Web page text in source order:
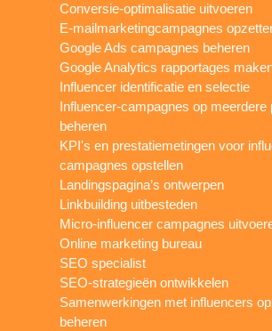
Conversie-optimalisatie uitvoeren
E-mailmarketingcampagnes
Google Ads campagnes beheren
Google Analytics rapportages
Influencer identificatie en selectie
Influencer-campagnes op meerdere
beheren
KPI's en prestatiemetingen voor
campagnes opstellen
Landingspagina’s ontwerpen
Linkbuilding uitbesteden
Micro-influencer campagnes
Online marketing bureau
SEO specialist
SEO-strategieën ontwikkelen
Samenwerkingen met influencers
beheren